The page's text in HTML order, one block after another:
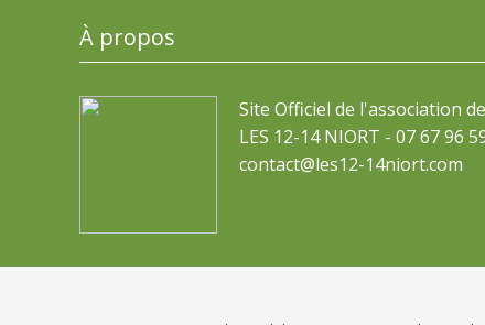
À propos
Site Officiel de l'association
LES 12-14 NIORT - 07 67 96
contact@les12-14niort.com